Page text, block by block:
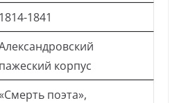
1814-1841
пажеский корпус
поэта»,